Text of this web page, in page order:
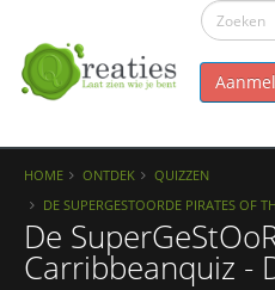
HOME ONTDEK
QUIZZEN
DE SUPERGESTOORDE PIRATES OF
De
Carribbeanquiz -